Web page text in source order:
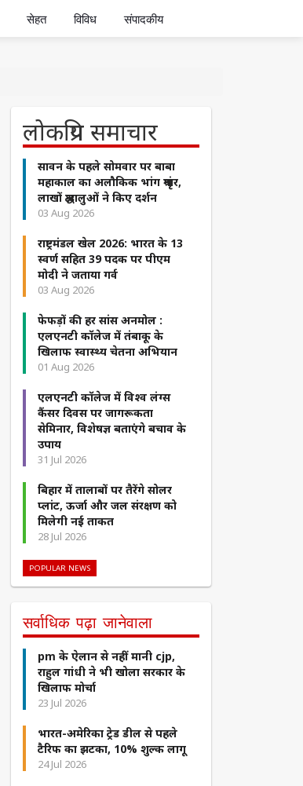
सेहत विविध संपादकीय
लोकप्रिय समाचार
सावन के पहले सोमवार पर बाबा
महाकाल का अलौकिक भांग श्रृंगार,
लाखों श्रद्धालुओं ने किए दर्शन
03 Aug 2026
राष्ट्रमंडल खेल 2026: भारत के 13
स्वर्ण सहित 39 पदक पर पीएम
मोदी ने जताया गर्व
03 Aug 2026
फेफड़ों की हर सांस अनमोल :
एलएनटी कॉलेज में तंबाकू के
खिलाफ स्वास्थ्य चेतना अभियान
01 Aug 2026
एलएनटी कॉलेज में विश्व लंग्स
कैंसर दिवस पर जागरूकता
सेमिनार, विशेषज्ञ बताएंगे बचाव के
उपाय
31 Jul 2026
बिहार में तालाबों पर तैरेंगे सोलर
प्लांट, ऊर्जा और जल संरक्षण को
मिलेगी नई ताकत
28 Jul 2026
POPULAR NEWS
सर्वाधिक पढ़ा जानेवाला
pm के ऐलान से नहीं मानी cjp,
राहुल गांधी ने भी खोला सरकार के
खिलाफ मोर्चा
23 Jul 2026
भारत-अमेरिका ट्रेड डील से पहले
टैरिफ का झटका, 10% शुल्क लागू
24 Jul 2026